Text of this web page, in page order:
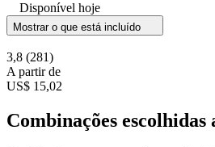
Disponível hoje
Mostrar o que está incluído
3,8 (281)
A partir de
US$ 15,02
Combinações escolhidas